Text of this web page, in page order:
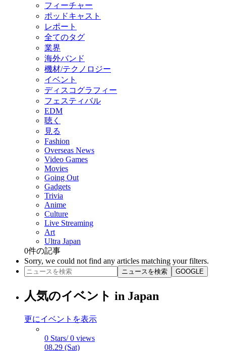
フィーチャー
ポッドキャスト
レポート
全てのタグ
業界
海外バンド
機材/テクノロジー
イベント
ディスコグラフィー
フェスティバル
EDM
聴く
見る
Fashion
Overseas News
Video Games
Movies
Going Out
Gadgets
Trivia
Anime
Culture
Live Streaming
Art
Ultra Japan
0件の記事
Sorry, we could not find any articles matching your filters.
ニュースを検索 GOOGLE
人気のイベント in Japan
更にイベントを表示
0 Stars/ 0 views
08.29 (Sat)